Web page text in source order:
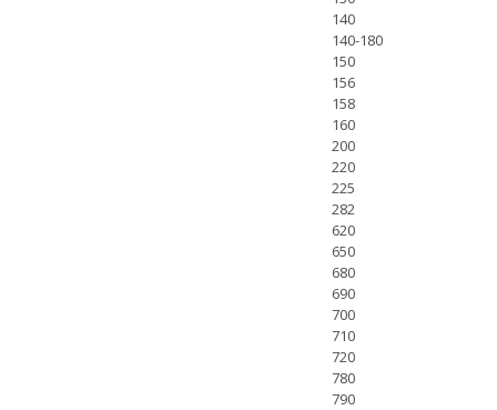
140
140-180
150
156
158
160
200
220
225
282
620
650
680
690
700
710
720
780
790